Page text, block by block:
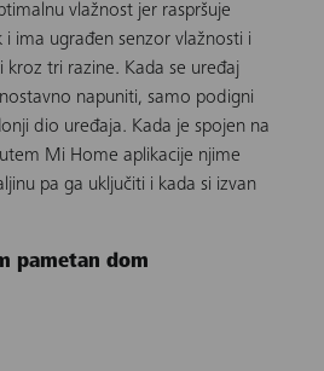
vlažnost jer raspršuje
i ima ugrađen senzor vlažnosti i
tri razine. Kada se uređaj
napuniti, samo podigni
dio uređaja. Kada je spojen na
Mi Home aplikacije njime
pa ga uključiti i kada si izvan
pametan dom